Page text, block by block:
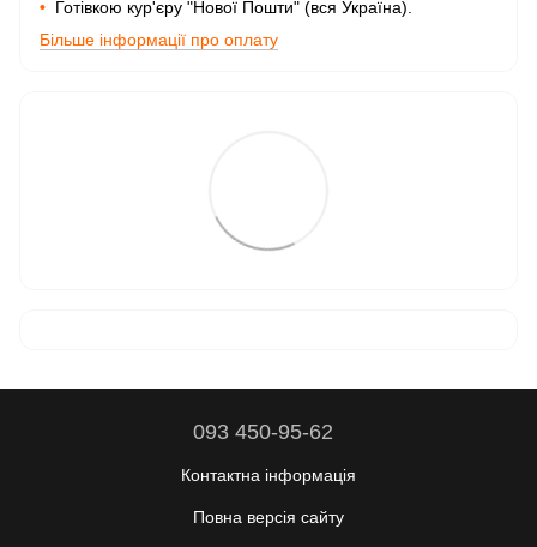
• Готівкою кур'єру "Нової Пошти" (вся Україна).
Більше інформації про оплату
093 450-95-62
Контактна інформація
Повна версія сайту